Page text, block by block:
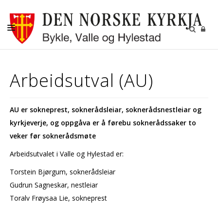
KYRKJER
Arbeidsutval (AU)
AU er sokneprest, soknerådsleiar, soknerådsnestleiar og
kyrkjeverje, og oppgåva er å førebu soknerådssaker to
veker før soknerådsmøte
Arbeidsutvalet i Valle og Hylestad er:
Torstein Bjørgum, soknerådsleiar
Gudrun Sagneskar, nestleiar
Toralv Frøysaa Lie, sokneprest